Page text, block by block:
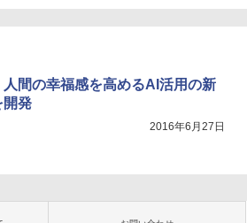
人間の幸福感を高めるAI活用の新
開発
2016年6月27日